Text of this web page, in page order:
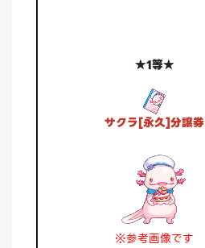
★1等★
サクラ[永久]分譲券
※参考画像です